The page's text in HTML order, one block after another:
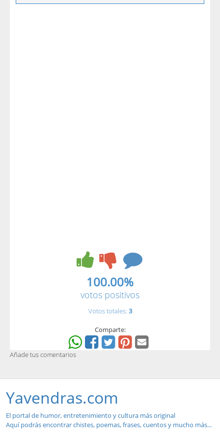
100.00%
votos positivos
Votos totales: 3
Comparte:
Añade tus comentarios
Yavendras.com
El portal de humor, entretenimiento y cultura más original
Aquí podrás encontrar chistes, poemas, frases, cuentos y mucho más...